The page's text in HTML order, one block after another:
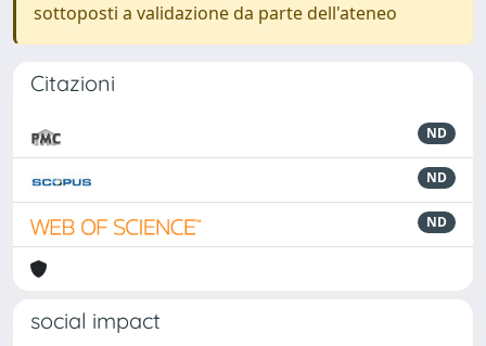
sottoposti a validazione da parte dell'ateneo
Citazioni
ND
ND
ND
social impact